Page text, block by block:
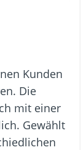
Kunden
Die
mit einer
Gewählt